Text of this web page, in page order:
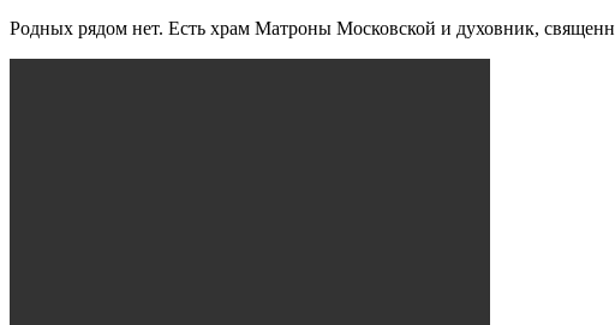
Родных рядом нет. Есть храм Матроны Московской и духовник,